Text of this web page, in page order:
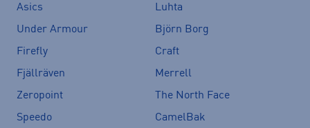
Asics
Luhta
Under Armour
Björn Borg
Firefly
Craft
Fjällräven
Merrell
Zeropoint
The North Face
Speedo
CamelBak